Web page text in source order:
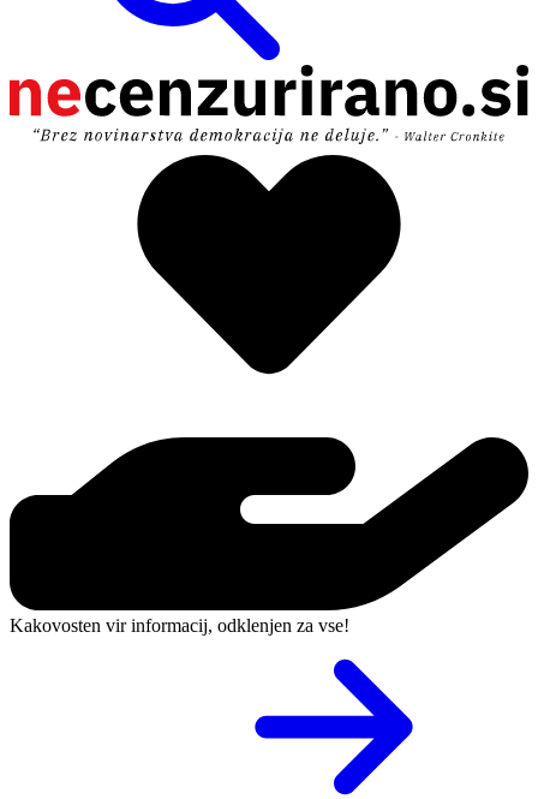
Kakovosten vir informacij, odklenjen za vse!